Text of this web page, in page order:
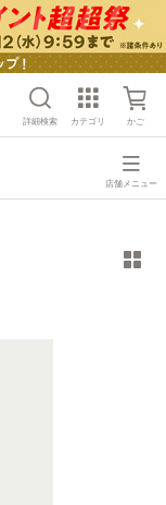
詳細検索 カテゴリ かご
店舗メニュー